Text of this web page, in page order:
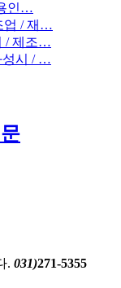
인…
업 / 재…
/ 제조…
성시 / …
. 031)271-5355